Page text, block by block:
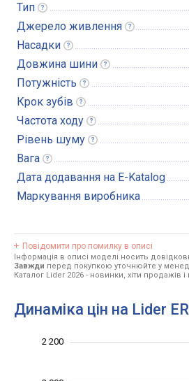
Тип
Джерело живлення
Насадки
Довжина шини
Потужність
Крок зубів
Частота ходу
Рівень шуму
Вага
Дата додавання на E-Katalog
Маркування виробника
Повідомити про помилку в описі
Інформація в описі моделі носить
Завжди перед покупкою уточнюйте у
Каталог Lider 2026 - новинки, хіти продажів
Динаміка цін на Lider
2 200